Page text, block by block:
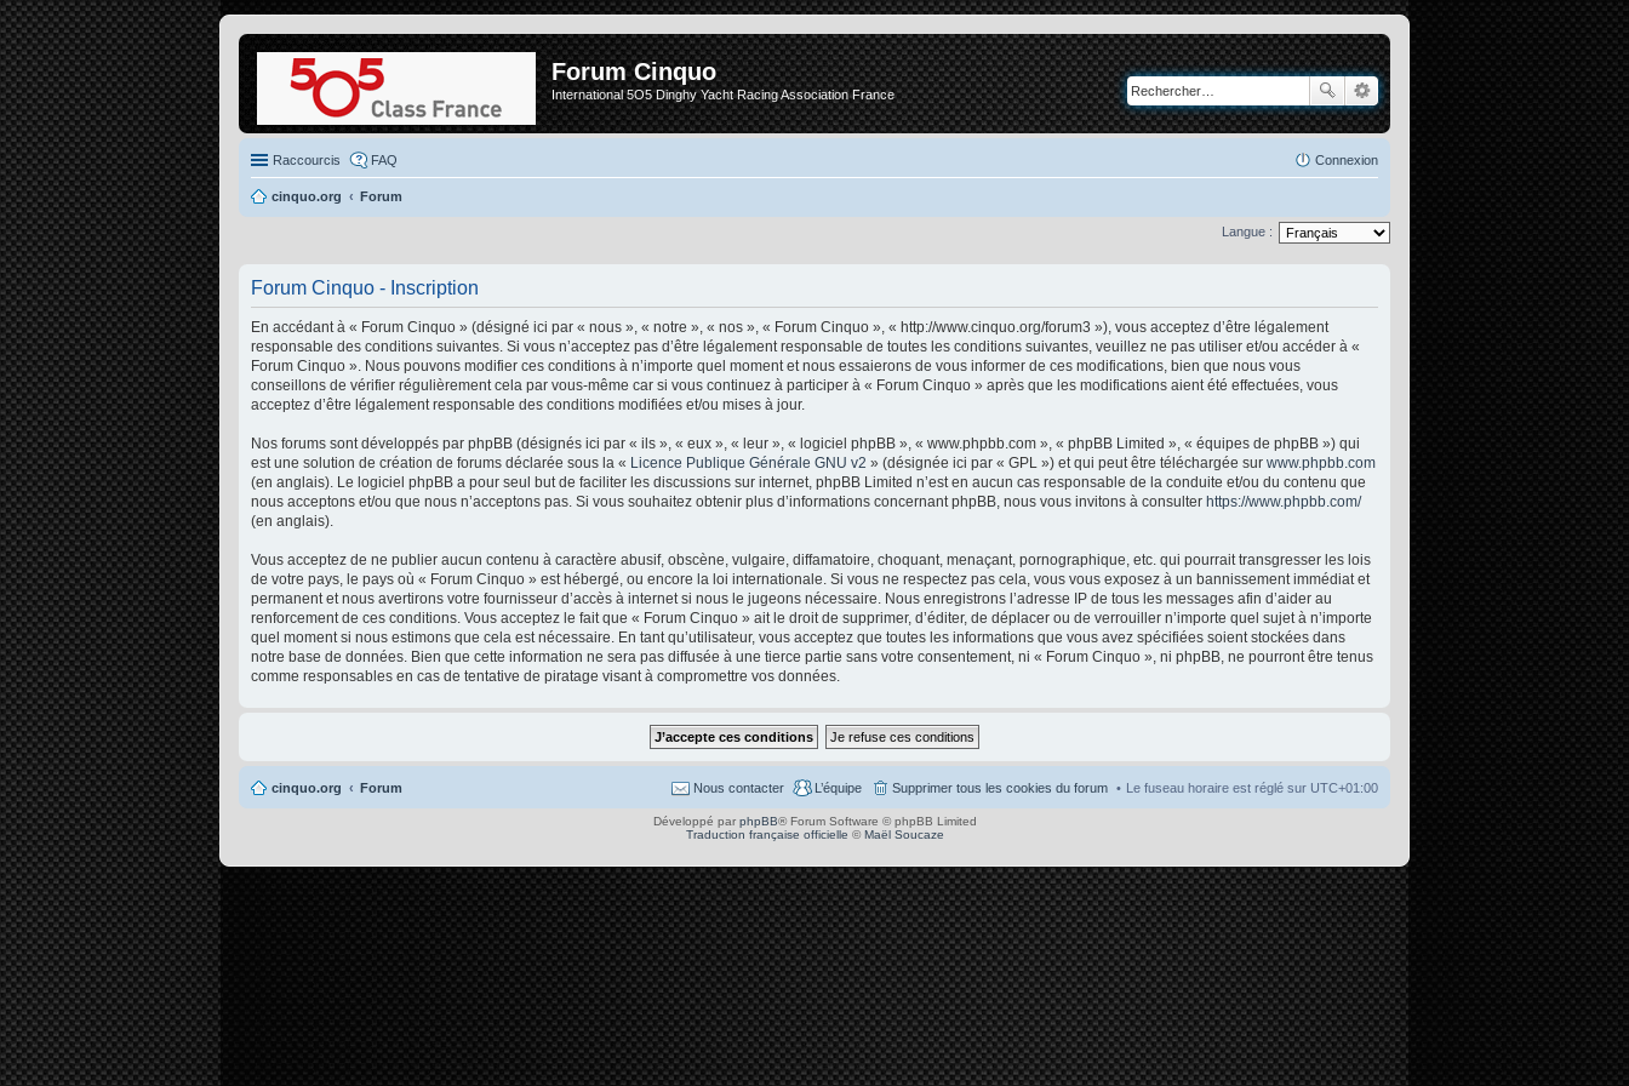
Forum Cinquo
International 5O5 Dinghy Yacht Racing Association France
Raccourcis FAQ Connexion
cinquo.org Forum
Langue :
Forum Cinquo - Inscription
En accédant à « Forum Cinquo » (désigné ici par « nous », « notre », « nos », « Forum Cinquo », « http://www.cinquo.org/forum3 »), vous acceptez d’être légalement
responsable des conditions suivantes. Si vous n’acceptez pas d’être légalement responsable de toutes les conditions suivantes, veuillez ne pas utiliser et/ou accéder à «
Forum Cinquo ». Nous pouvons modifier ces conditions à n’importe quel moment et nous essaierons de vous informer de ces modifications, bien que nous vous
conseillons de vérifier régulièrement cela par vous-même car si vous continuez à participer à « Forum Cinquo » après que les modifications aient été effectuées, vous
acceptez d’être légalement responsable des conditions modifiées et/ou mises à jour.
Nos forums sont développés par phpBB (désignés ici par « ils », « eux », « leur », « logiciel phpBB », « www.phpbb.com », « phpBB Limited », « équipes de phpBB ») qui
est une solution de création de forums déclarée sous la « Licence Publique Générale GNU v2 » (désignée ici par « GPL ») et qui peut être téléchargée sur www.phpbb.com
(en anglais). Le logiciel phpBB a pour seul but de faciliter les discussions sur internet, phpBB Limited n’est en aucun cas responsable de la conduite et/ou du contenu que
nous acceptons et/ou que nous n’acceptons pas. Si vous souhaitez obtenir plus d’informations concernant phpBB, nous vous invitons à consulter https://www.phpbb.com/
(en anglais).
Vous acceptez de ne publier aucun contenu à caractère abusif, obscène, vulgaire, diffamatoire, choquant, menaçant, pornographique, etc. qui pourrait transgresser les lois
de votre pays, le pays où « Forum Cinquo » est hébergé, ou encore la loi internationale. Si vous ne respectez pas cela, vous vous exposez à un bannissement immédiat et
permanent et nous avertirons votre fournisseur d’accès à internet si nous le jugeons nécessaire. Nous enregistrons l’adresse IP de tous les messages afin d’aider au
renforcement de ces conditions. Vous acceptez le fait que « Forum Cinquo » ait le droit de supprimer, d’éditer, de déplacer ou de verrouiller n’importe quel sujet à n’importe
quel moment si nous estimons que cela est nécessaire. En tant qu’utilisateur, vous acceptez que toutes les informations que vous avez spécifiées soient stockées dans
notre base de données. Bien que cette information ne sera pas diffusée à une tierce partie sans votre consentement, ni « Forum Cinquo », ni phpBB, ne pourront être tenus
comme responsables en cas de tentative de piratage visant à compromettre vos données.
cinquo.org Forum Le fuseau horaire est réglé sur UTC+01:00
Supprimer tous les cookies du forum
L’équipe
Nous contacter
Développé par phpBB® Forum Software © phpBB Limited
Traduction française officielle ©Maël Soucaze